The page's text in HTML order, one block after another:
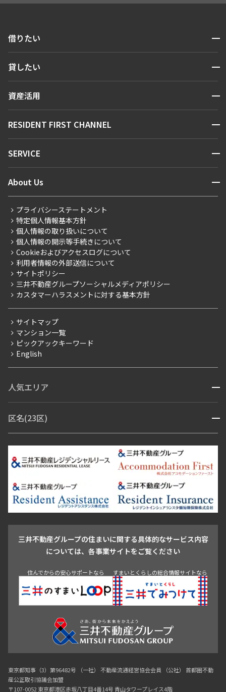
借りたい 開閉
人気エリアから探す
新着情報から探す
新着募集情報
こだわりから探す
こだわり一覧
プレミアムマンション
新築
当社限定（港区・渋谷区）
当社限定（港区・渋谷区以外）
三井不動産企画
賃料改定
フリーレント
ペット可
ブランドマンション
貸したい 開閉
お問い合わせ
資産活用 開閉
お問い合わせ
RESIDENT FIRST CHANNEL 開閉
マンションレポート
住まいのコラム
SERVICE 開閉
会員ページ
ご入居・提携サービス
お部屋探しからご契約まで
よくあるご質問
社宅紹介
【仲介会社様向け】当社仲介事業部取り扱い物件入居申込
About Us 開閉
会社情報
事業案内
採用情報
ニュースリリース
お問い合わせ
プライバシーステートメント
特定個人情報基本方針
個人情報の取り扱いについて
個人情報の開示等手続きについて
Cookieおよびアクセスログについて
利用者情報の外部送信について
サイトポリシー
三井不動産グループソーシャルメディアポリシー
カスタマーハラスメントに対する基本方針
サイトマップ
マンション一覧
ピックアックキーワード
English
人気エリア 開閉
青山・表参道・原宿
市ヶ谷・神楽坂・飯田橋
三田・芝・浜松町
芝浦・汐留・品川
月島・勝どき・豊洲
本郷・春日・小石川
目白・高田馬場・早稲田
池尻大橋・三軒茶屋
祐天寺・学芸大学・自由が丘
駒沢・用賀・二子玉川
成城・砧
池袋・板橋・王子
青山 渋谷 東京・大手町 新宿 品川
目黒・中目黒
区名(23区) 開閉
江東区 台東区 墨田区
中野区
豊島区
杉並区 板橋区 練馬区 荒川区
足立区
葛飾区
江戸川区
三井不動産グループの住まいに関する具体的なサービス内容
については、各事業サイトをご覧ください
住んでからの安心サポートなら すまいとくらしの総合情報サイトなら
東京都知事（3）第96482号 （一社） 不動産流通経営協会会員 （公社） 首都圏不動
産公正取引協議会加盟
〒107-0052 東京都港区赤坂八丁目4番14号 青山タワープレイス4階